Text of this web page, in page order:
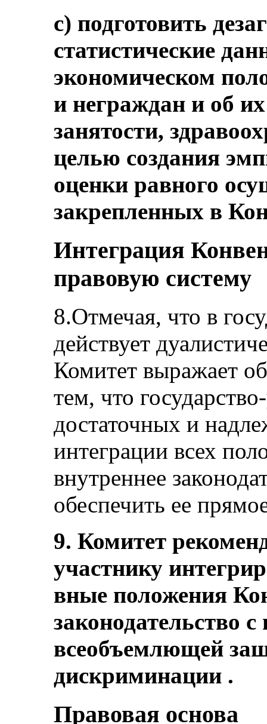
c) подготовить
статистические
экономическом
и неграждан и об
занятости,
целью создания
оценки равного
закрепленных в
Интеграция
правовую систему
8.Отмечая, что в
действует
Комитет выражает
тем, что
достаточных и
интеграции всех
внутреннее
обеспечить ее
9. Комитет
участнику
вные положения
законодательство
всеобъемлющей
дискриминации .
Правовая основа